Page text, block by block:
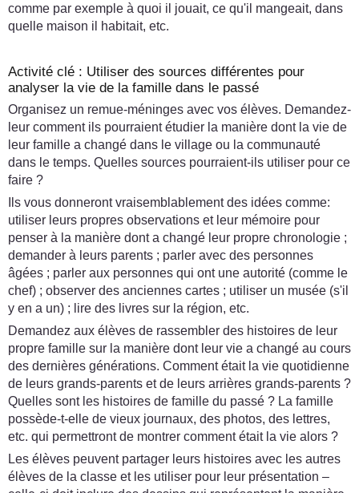
comme par exemple à quoi il jouait, ce qu'il mangeait, dans
quelle maison il habitait, etc.
Activité clé : Utiliser des sources différentes pour
analyser la vie de la famille dans le passé
Organisez un remue-méninges avec vos élèves. Demandez-
leur comment ils pourraient étudier la manière dont la vie de
leur famille a changé dans le village ou la communauté
dans le temps. Quelles sources pourraient-ils utiliser pour ce
faire ?
Ils vous donneront vraisemblablement des idées comme:
utiliser leurs propres observations et leur mémoire pour
penser à la manière dont a changé leur propre chronologie ;
demander à leurs parents ; parler avec des personnes
âgées ; parler aux personnes qui ont une autorité (comme le
chef) ; observer des anciennes cartes ; utiliser un musée (s'il
y en a un) ; lire des livres sur la région, etc.
Demandez aux élèves de rassembler des histoires de leur
propre famille sur la manière dont leur vie a changé au cours
des dernières générations. Comment était la vie quotidienne
de leurs grands-parents et de leurs arrières grands-parents ?
Quelles sont les histoires de famille du passé ? La famille
possède-t-elle de vieux journaux, des photos, des lettres,
etc. qui permettront de montrer comment était la vie alors ?
Les élèves peuvent partager leurs histoires avec les autres
élèves de la classe et les utiliser pour leur présentation –